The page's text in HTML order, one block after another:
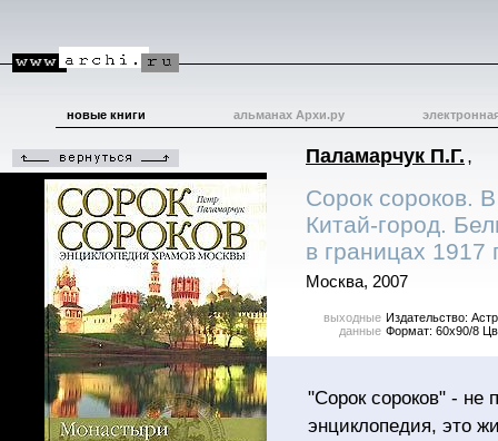
новые книги альманах Архи.ру
Паламарчук П.Г. ,
Сорок сороков.
Китай-город.
в границах 1917
Москва, 2007
выходные
данные
Издательство:
Формат: 60x90/8
"Сорок сороков" - не
энциклопедия, это